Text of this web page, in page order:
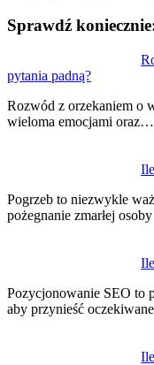
Sprawdź
pytania padną?
Rozwód z orzekaniem o
wieloma emocjami oraz…
Pogrzeb to niezwykle
pożegnanie zmarłej
Pozycjonowanie SEO to
aby przynieść
wpisu